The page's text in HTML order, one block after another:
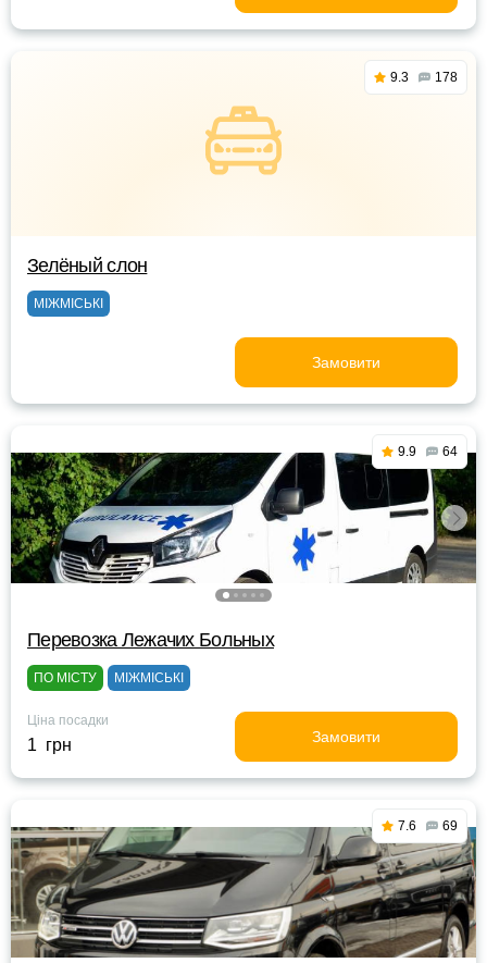
9.3 178
Зелёный слон
МІЖМІСЬКІ
Замовити
9.9 64
Перевозка Лежачих Больных
ПО МІСТУ МІЖМІСЬКІ
Ціна посадки
1 грн Замовити
7.6 69